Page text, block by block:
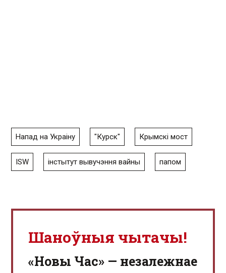
Напад на Украіну "Курск" Крымскі мост
ISW інстытут вывучэння вайны папом
Шаноўныя чытачы!
«Новы Час» — незалежнае